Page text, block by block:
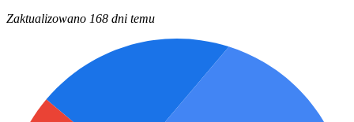
Zaktualizowano 168 dni temu